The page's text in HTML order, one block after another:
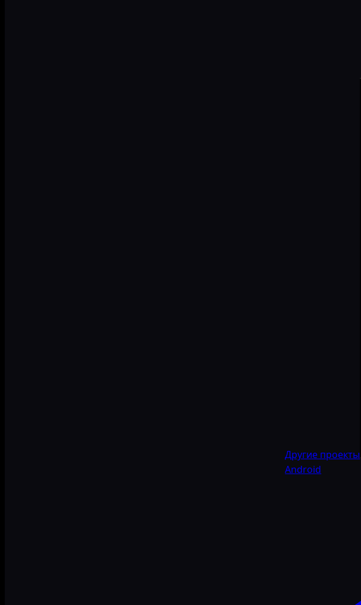
Другие проекты
Android